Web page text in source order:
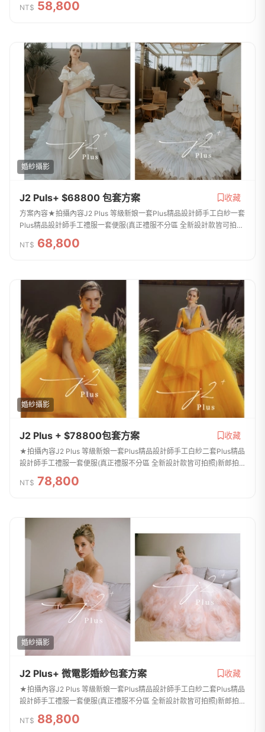
具 手工捧花...
NT$ 58,800
婚紗攝影
J2 Puls+ $68800 包套方案 收藏
方案內容★拍攝內容J2 Plus 等級新娘一套Plus精品設計師手工白紗一套
Plus精品設計師手工禮服一套便服(真正禮服不分區 全新設計款皆可拍
照)新郎拍攝西服提供二套 便服一套整體造型全程跟拍服務免費提供安瓶
/ 拍攝道具...
NT$ 68,800
婚紗攝影
J2 Plus + $78800包套方案 收藏
★拍攝內容J2 Plus 等級新娘一套Plus精品設計師手工白紗二套Plus精品
設計師手工禮服一套便服(真正禮服不分區 全新設計款皆可拍照)新郎拍
攝西服提供二套(提供背心及特殊款)整體造型全程跟拍服務免費提供安瓶
/ 拍攝道...
NT$ 78,800
婚紗攝影
J2 Plus+ 微電影婚紗包套方案 收藏
★拍攝內容J2 Plus 等級新娘一套Plus精品設計師手工白紗二套Plus精品
設計師手工禮服一套便服(真正禮服不分區 全新設計款皆可拍照)新郎拍
攝西服提供二套(提供背心及特殊款)整體造型全程跟拍服務免費提供安瓶
/ 拍攝道...
NT$ 88,800